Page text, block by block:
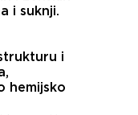
i suknji.
i
hemijsko